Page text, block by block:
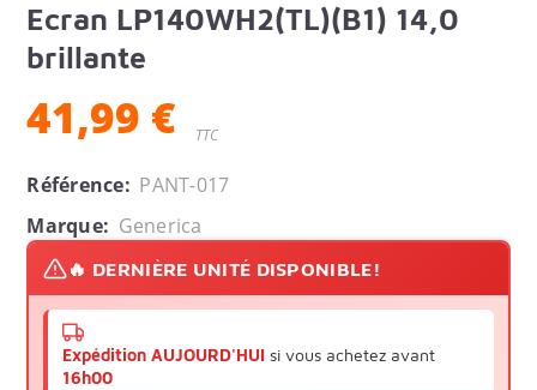
Ecran LP140WH2(TL)(B1) 14,0
brillante
41,99 € TTC
Référence: PANT-017
Marque: Generica
🔥 DERNIÈRE UNITÉ DISPONIBLE!
Expédition AUJOURD'HUI si vous achetez avant
16h00